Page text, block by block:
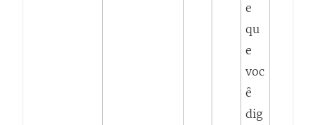
e
qu
e
voc
ê
dig